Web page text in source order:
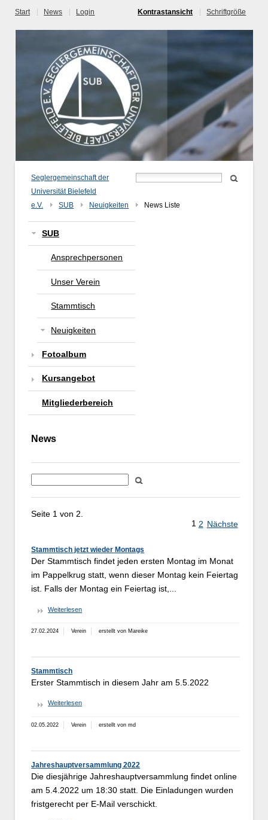
Start News Login Kontrastansicht Schriftgröße
Seglergemeinschaft der
Universität Bielefeld
e.V.
SUB Neuigkeiten News Liste
SUB
Ansprechpersonen
Unser Verein
Stammtisch
Neuigkeiten
Fotoalbum
Kursangebot
Mitgliederbereich
News
Seite 1 von 2.
1 2 Nächste
Stammtisch jetzt wieder Montags
Der Stammtisch findet jeden ersten Montag im Monat
im Pappelkrug statt, wenn dieser Montag kein Feiertag
ist. Falls der Montag ein Feiertag ist,...
Weiterlesen
27.02.2024 Verein erstellt von Mareike
Stammtisch
Erster Stammtisch in diesem Jahr am 5.5.2022
Weiterlesen
02.05.2022 Verein erstellt von md
Jahreshauptversammlung 2022
Die diesjährige Jahreshauptversammlung findet online
am 5.4.2022 um 18:30 statt. Die Einladungen wurden
fristgerecht per E-Mail verschickt.